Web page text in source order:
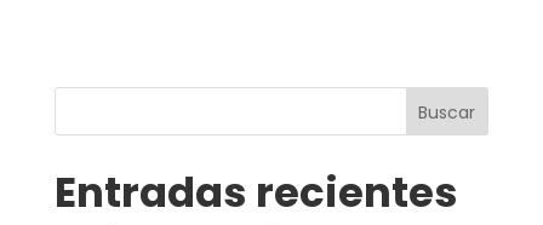
Buscar
Entradas recientes